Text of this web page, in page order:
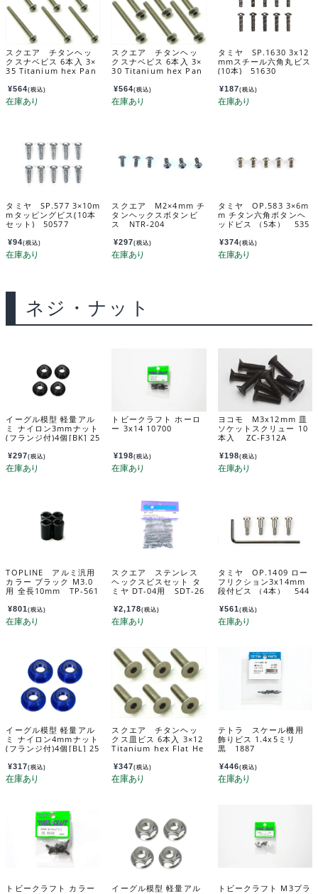
スクエア チタンヘッ
クスナベビス 6本入 3×
35 Titanium hex Pan
cs.) NTR-335
¥564(税込)
スクエア チタンヘッ
クスナベビス 6本入 3×
30 Titanium hex Pan
cs.) NTR-330
¥564(税込)
タミヤ SP.1630 3x12
mmスチール六角丸ビス
(10本) 51630
¥187(税込)
タミヤ SP.577 3×10m
mタッピングビス(10本
セット) 50577
¥94(税込)
スクエア M2×4mm チ
タンヘックスボタンビ
ス NTR-204
¥297(税込)
タミヤ OP.583 3×6m
m チタン六角ボタンヘ
ッドビス （5本） 535
¥374(税込)
ネジ・ナット
イーグル模型 軽量アル
ミ ナイロン3mmナット
(フランジ付)4個[BK] 25
¥297(税込)
トビークラフト ホーロ
ー 3x14 10700
¥198(税込)
ヨコモ M3x12mm 皿
ソケットスクリュー 10
本入 ZC-F312A
¥198(税込)
TOPLINE アルミ汎用
カラー ブラック M3.0
用 全長10mm TP-561
¥801(税込)
スクエア ステンレス
ヘックスビスセット タ
ミヤ DT-04用 SDT-26
¥2,178(税込)
タミヤ OP.1409 ロー
フリクション3x14mm
段付ビス （4本） 544
¥561(税込)
イーグル模型 軽量アル
ミ ナイロン4mmナット
(フランジ付)4個[BL] 25
¥317(税込)
スクエア チタンヘッ
クス皿ビス 6本入 3×12
Titanium hex Flat He
s.) STR-312
¥347(税込)
テトラ スケール機用
飾りビス 1.4x5ミリ
黒 1887
¥446(税込)
トビークラフト カラー
イーグル模型 軽量アル
トビークラフト M3プラ